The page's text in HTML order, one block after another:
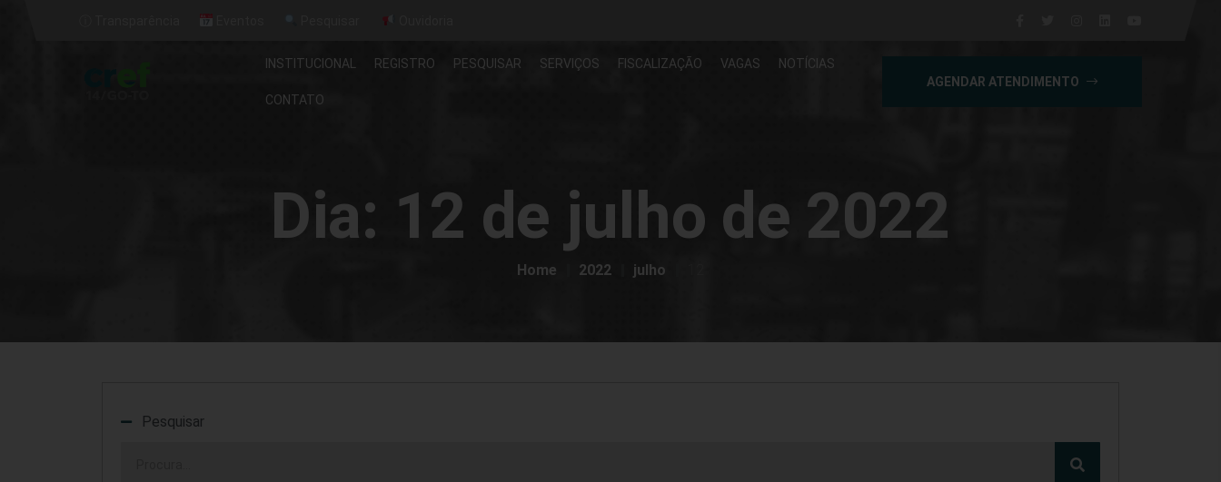
INSTITUCIONAL REGISTRO PESQUISAR SERVIÇOS FISCALIZAÇÃO VAGAS NOTÍCIAS
CONTATO
AGENDAR ATENDIMENTO
Dia: 12 de julho de 2022
Home 2022 julho
Pesquisar